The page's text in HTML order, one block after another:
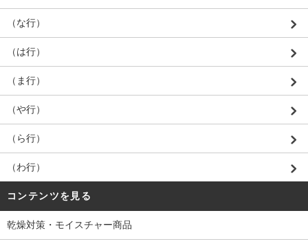
（な行）
（は行）
（ま行）
（や行）
（ら行）
（わ行）
コンテンツを見る
乾燥対策・モイスチャー商品